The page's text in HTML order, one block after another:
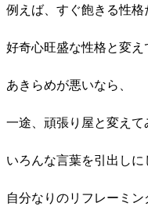
例えば、すぐ飽きる性格
好奇心旺盛な性格と変え
あきらめが悪いなら、
一途、頑張り屋と変えて
いろんな言葉を引出しに
自分なりのリフレーミン